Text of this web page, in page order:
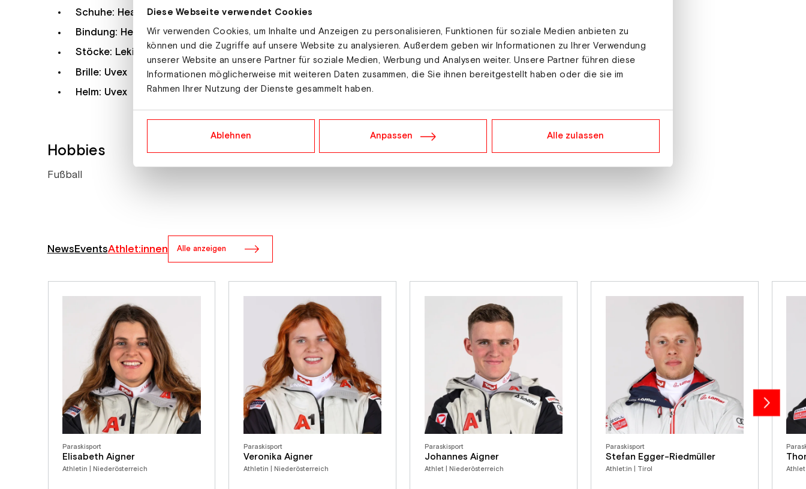
Diese Webseite verwendet Cookies
Wir verwenden Cookies, um Inhalte und Anzeigen zu personalisieren, Funktionen für soziale Medien anbieten zu
können und die Zugriffe auf unsere Website zu analysieren. Außerdem geben wir Informationen zu Ihrer Verwendung
unserer Website an unsere Partner für soziale Medien, Werbung und Analysen weiter. Unsere Partner führen diese
Informationen möglicherweise mit weiteren Daten zusammen, die Sie ihnen bereitgestellt haben oder die sie im
Rahmen Ihrer Nutzung der Dienste gesammelt haben.
Ablehnen Anpassen Alle zulassen
Schuhe: Head
Bindung: Head
Stöcke: Leki
Brille: Uvex
Helm: Uvex
Hobbies
Fußball
NewsEventsAthlet:innen Alle anzeigen
Paraskisport
Elisabeth Aigner
Athletin | Niederösterreich
Paraskisport
Veronika Aigner
Athletin | Niederösterreich
Paraskisport
Johannes Aigner
Athlet | Niederösterreich
Paraskisport
Stefan Egger-Riedmüller
Athlet:in | Tirol